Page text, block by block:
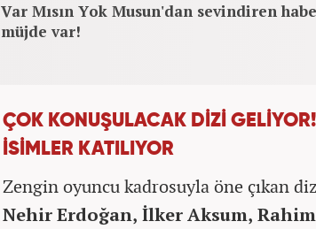
Var Mısın Yok Musun'dan sevindiren
müjde var!
ÇOK KONUŞULACAK DİZİ
İSİMLER KATILIYOR
Zengin oyuncu kadrosuyla öne çıkan
Nehir Erdoğan, İlker Aksum,